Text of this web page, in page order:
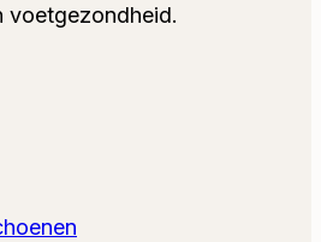
voetgezondheid.